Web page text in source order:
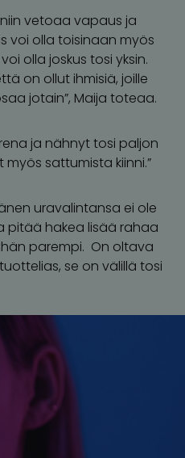
vetoaa vapaus ja
voi olla toisinaan myös
olla joskus tosi yksin.
on ollut ihmisiä, joille
jotain”, Maija toteaa.
ja nähnyt tosi paljon
sattumista kiinni.”
uravalintansa ei ole
pitää hakea lisää rahaa
parempi. On oltava
se on välillä tosi